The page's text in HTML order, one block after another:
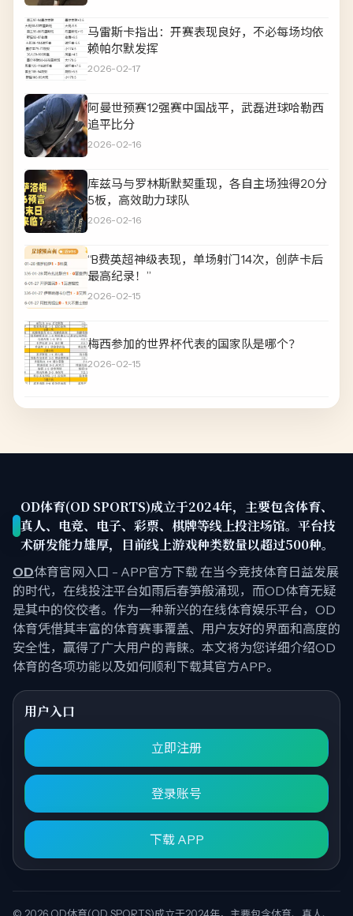
马雷斯卡指出：开赛表现良好，不必每场均依
赖帕尔默发挥
2026-02-17
阿曼世预赛12强赛中国战平，武磊进球哈勒西
追平比分
2026-02-16
库兹马与罗林斯默契重现，各自主场独得20分
5板，高效助力球队
2026-02-16
“B费英超神级表现，单场射门14次，创萨卡后
最高纪录！”
2026-02-15
梅西参加的世界杯代表的国家队是哪个？
2026-02-15
OD体育(OD SPORTS)成立于2024年，主要包含体育、
真人、电竞、电子、彩票、棋牌等线上投注场馆。平台技
术研发能力雄厚，目前线上游戏种类数量以超过500种。
OD体育官网入口 - APP官方下载 在当今竞技体育日益发展
的时代，在线投注平台如雨后春笋般涌现，而OD体育无疑
是其中的佼佼者。作为一种新兴的在线体育娱乐平台，OD
体育凭借其丰富的体育赛事覆盖、用户友好的界面和高度的
安全性，赢得了广大用户的青睐。本文将为您详细介绍OD
体育的各项功能以及如何顺利下载其官方APP。
用户入口
立即注册
登录账号
下载 APP